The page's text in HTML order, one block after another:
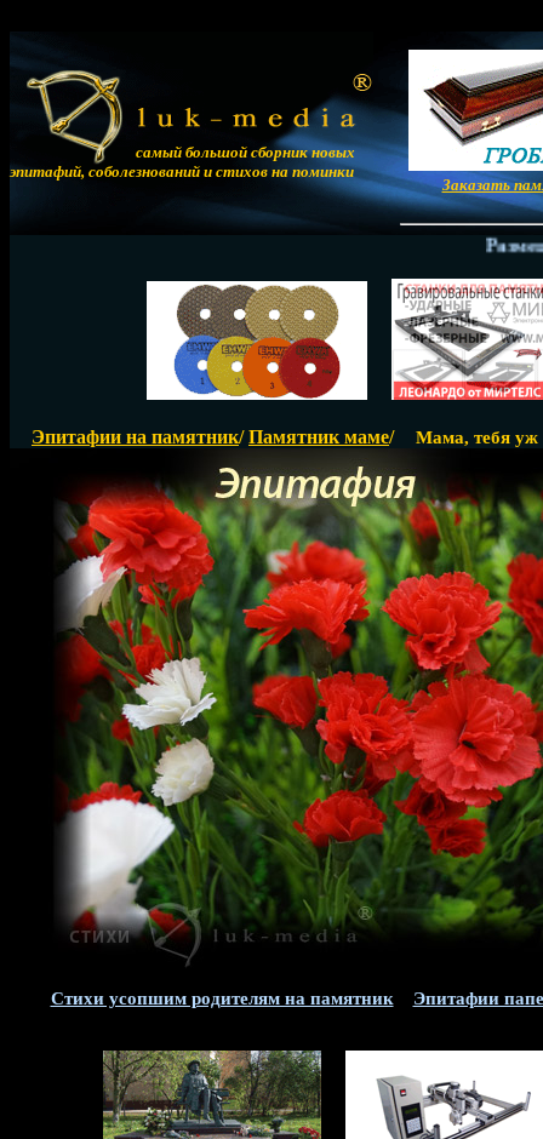
самый большой сборник новых
эпитафий, соболезнований и стихов на поминки
Заказать
Эпитафии на памятник/Памятник маме/ Мама, тебя уж
Стихи усопшим родителям на памятник Эпитафии папе